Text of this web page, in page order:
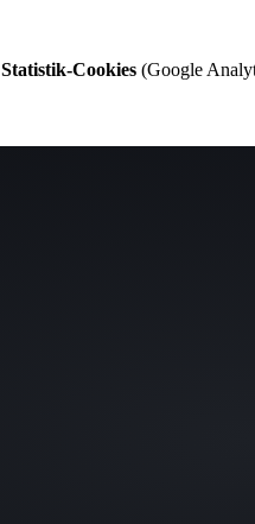
Statistik-Cookies (Google